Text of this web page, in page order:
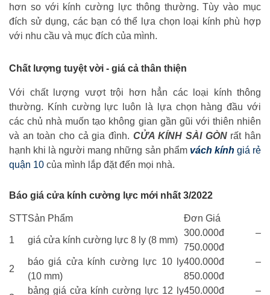
hơn so với kính cường lực thông thường. Tùy vào mục
đích sử dụng, các bạn có thể lựa chọn loại kính phù hợp
với nhu cầu và mục đích của mình.
Chất lượng tuyệt vời - giá cả thân thiện
Với chất lượng vượt trội hơn hẳn các loại kính thông
thường. Kính cường lực luôn là lựa chọn hàng đầu với
các chủ nhà muốn tạo không gian gần gũi với thiên nhiên
và an toàn cho cả gia đình. CỬA KÍNH SÀI GÒN rất hân
hạnh khi là người mang những sản phẩm vách kính giá rẻ
quận 10 của mình lắp đặt đến mọi nhà.
Báo giá cửa kính cường lực mới nhất 3/2022
STTSản Phẩm Đơn Giá
1 giá cửa kính cường lực 8 ly (8 mm)
300.000đ –
750.000đ
2
báo giá cửa kính cường lực 10 ly
(10 mm)
400.000đ –
850.000đ
bảng giá cửa kính cường lực 12 ly450.000đ –